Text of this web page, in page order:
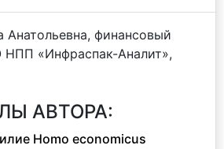
Анатольевна, финансовый
«Инфраспак-Аналит»,
АВТОРА:
Homo economicus